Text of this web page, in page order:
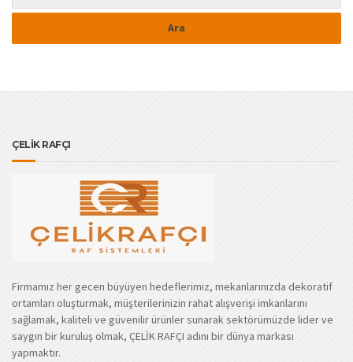
ÇELİK RAFÇI
Firmamız her gecen büyüyen hedeflerimiz, mekanlarınızda dekoratif
ortamları oluşturmak, müşterilerinizin rahat alışverişi imkanlarını
sağlamak, kaliteli ve güvenilir ürünler sunarak sektörümüzde lider ve
saygın bir kuruluş olmak, ÇELİK RAFÇI adını bir dünya markası
yapmaktır.